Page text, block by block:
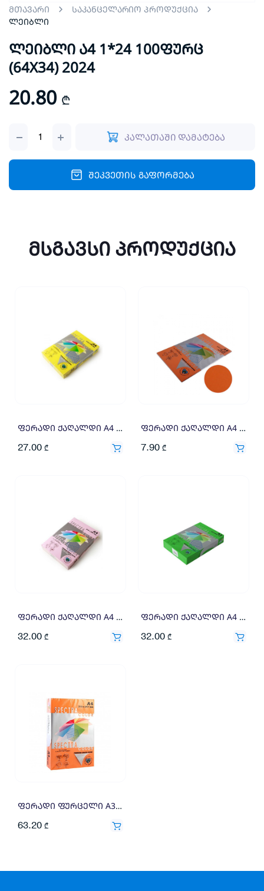
მთავარი
საკანცელარიო პროდუქცია
ლეიბლი
ლეიბლი ა4 1*24 100ფურც
(64X34) 2024
20.80 ₾
100ფურც
კალათაში დამატება
შეკვეთის გაფორმება
მსგავსი პროდუქცია
ფერადი ქაღალდი A4 80გრ 500ფ ყვითელი
27.00 ₾
ფერადი ქაღალდი A4 80გრ 100ფ წითელი
7.90 ₾
ფერადი ქაღალდი A4 160გრ 250ფ იასამნისფერი
32.00 ₾
ფერადი ქაღალდი A4 160გრ 250ფ მწვანე
32.00 ₾
ფერადი ფურცელი A3 160გრ 250ფ ნარინჯისფერი
63.20 ₾